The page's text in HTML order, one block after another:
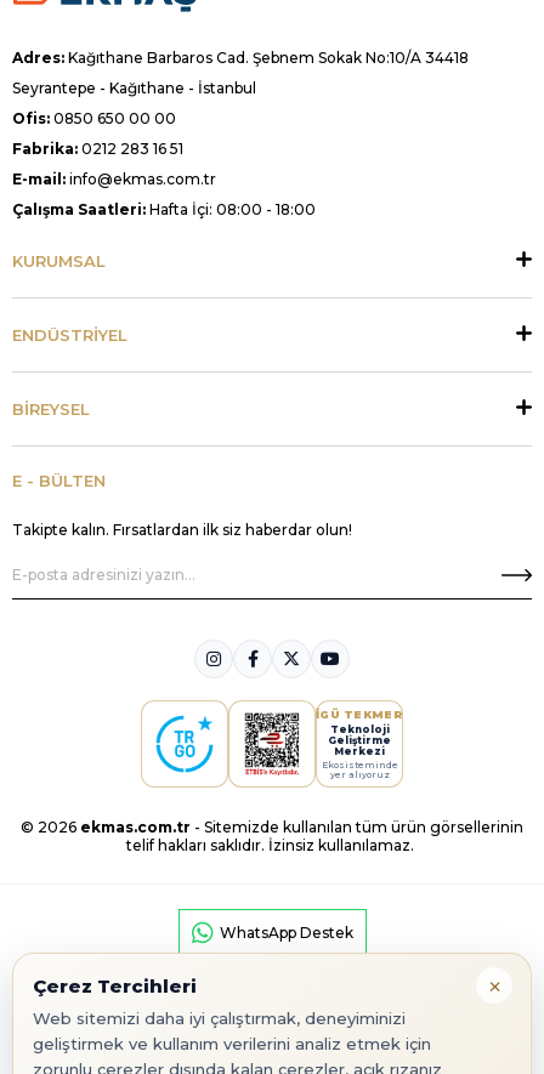
Adres: Kağıthane Barbaros Cad. Şebnem Sokak No:10/A 34418
Seyrantepe - Kağıthane - İstanbul
Ofis: 0850 650 00 00
Fabrika: 0212 283 16 51
E-mail: info@ekmas.com.tr
Çalışma Saatleri: Hafta İçi: 08:00 - 18:00
KURUMSAL
ENDÜSTRİYEL
BİREYSEL
E - BÜLTEN
Takipte kalın. Fırsatlardan ilk siz haberdar olun!
İGÜ TEKMER
Teknoloji
Geliştirme
Merkezi
Ekosisteminde
yer alıyoruz
© 2026 ekmas.com.tr - Sitemizde kullanılan tüm ürün görsellerinin
telif hakları saklıdır. İzinsiz kullanılamaz.
WhatsApp Destek
Google Play App Store
×
Çerez Tercihleri
Web sitemizi daha iyi çalıştırmak, deneyiminizi
geliştirmek ve kullanım verilerini analiz etmek için
zorunlu çerezler dışında kalan çerezler, açık rızanız